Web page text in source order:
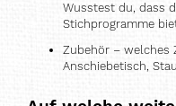
Wusstest du, dass
Stichprogramme
Zubehör – welches
Anschiebetisch,